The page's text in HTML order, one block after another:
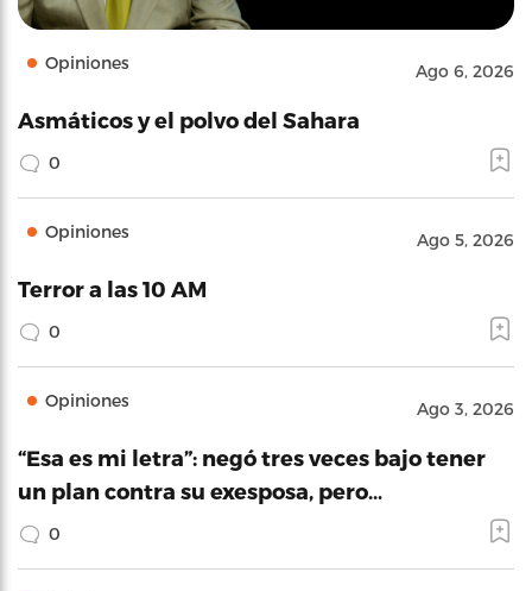
Opiniones Ago 6, 2026
Asmáticos y el polvo del Sahara
0
Opiniones Ago 5, 2026
Terror a las 10 AM
0
Opiniones Ago 3, 2026
“Esa es mi letra”: negó tres veces bajo tener
un plan contra su exesposa, pero…
0